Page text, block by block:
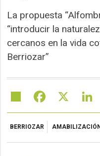
La propuesta
“introducir la
cercanos en la vida
Berriozar”
Share Facebook
BERRIOZAR AMABILIZACIÓN